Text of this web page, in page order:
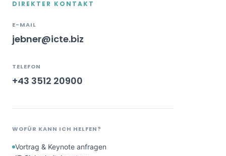
DIREKTER KONTAKT
E-MAIL
jebner@icte.biz
TELEFON
+43 3512 20900
WOFÜR KANN ICH HELFEN?
Vortrag & Keynote anfragen